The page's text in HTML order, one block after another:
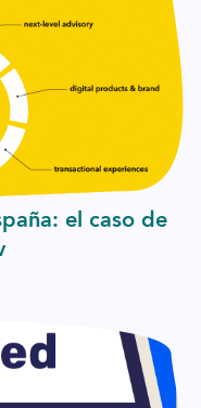
el caso de